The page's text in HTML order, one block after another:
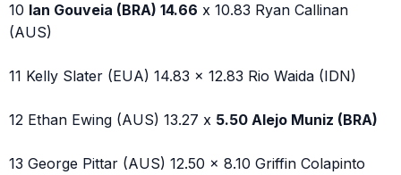
10 Ian Gouveia (BRA) 14.66 x 10.83 Ryan Callinan
(AUS)
11 Kelly Slater (EUA) 14.83 x 12.83 Rio Waida (IDN)
12 Ethan Ewing (AUS) 13.27 x 5.50 Alejo Muniz (BRA)
13 George Pittar (AUS) 12.50 x 8.10 Griffin Colapinto